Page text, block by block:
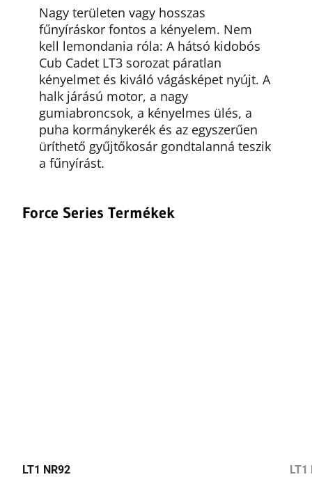
Nagy területen vagy hosszas
fűnyíráskor fontos a kényelem. Nem
kell lemondania róla: A hátsó kidobós
Cub Cadet LT3 sorozat páratlan
kényelmet és kiváló vágásképet nyújt. A
halk járású motor, a nagy
gumiabroncsok, a kényelmes ülés, a
puha kormánykerék és az egyszerűen
üríthető gyűjtőkosár gondtalanná teszik
a fűnyírást.
Force Series Termékek
LT1 NR92 LT1